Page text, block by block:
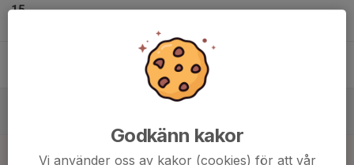
15
Godkänn kakor
Vi använder oss av kakor (cookies) för att vår